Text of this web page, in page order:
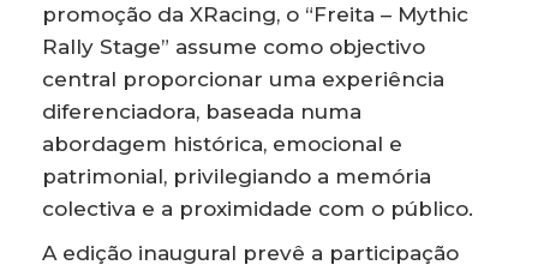
promoção da XRacing, o “Freita – Mythic
Rally Stage” assume como objectivo
central proporcionar uma experiência
diferenciadora, baseada numa
abordagem histórica, emocional e
patrimonial, privilegiando a memória
colectiva e a proximidade com o público.
A edição inaugural prevê a participação